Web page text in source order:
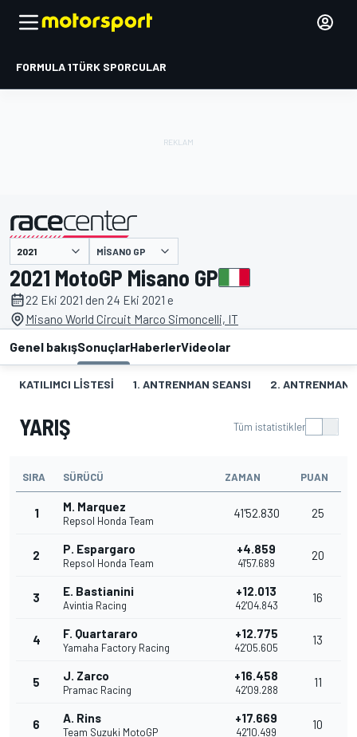
FORMULA 1TÜRK SPORCULAR
MISANO GP
2021 MotoGP Misano GP
22 Eki 2021 den 24 Eki 2021 e
Misano World Circuit Marco Simoncelli, IT
Genel bakışSonuçlarHaberlerVideolar
KATILIMCI LISTESI 1. ANTRENMAN SEANSI 2. ANTRENMAN
YARIŞ Tüm istatistikler
SIRA SÜRÜCÜ ZAMAN PUAN
1 M. Marquez
Repsol Honda Team
41'52.830 25
2 P. Espargaro
Repsol Honda Team
+4.859
41'57.689
20
3 E. Bastianini
Avintia Racing
+12.013
42'04.843
16
4 F. Quartararo
Yamaha Factory Racing
+12.775
42'05.605
13
5 J. Zarco
Pramac Racing
+16.458
42'09.288
11
6 A. Rins
Team Suzuki MotoGP
+17.669
42'10.499
10